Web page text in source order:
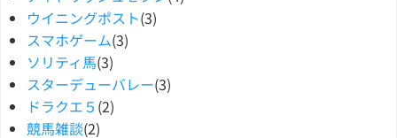
ウイニングポスト(3)
スマホゲーム(3)
ソリティ馬(3)
スターデューバレー(3)
ドラクエ５ (2)
競馬雑談(2)